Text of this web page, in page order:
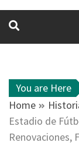
You are Here
Home
Estadio de
Renovaciones,